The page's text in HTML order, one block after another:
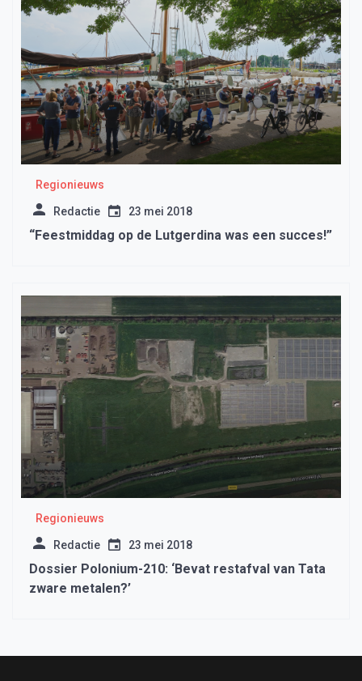
Regionieuws
Redactie 23 mei 2018
“Feestmiddag op de Lutgerdina was een succes!”
Regionieuws
Redactie 23 mei 2018
Dossier Polonium-210: ‘Bevat restafval van Tata
zware metalen?’